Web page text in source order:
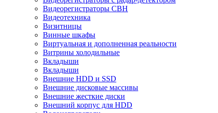
Видеорегистраторы СВН
Видеотехника
Визитницы
Винные шкафы
Виртуальная и дополненная реальности
Витрины холодильные
Вкладыши
Вкладыши
Внешние HDD и SSD
Внешние дисковые массивы
Внешние жесткие диски
Внешний корпус для HDD